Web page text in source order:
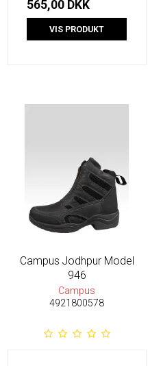
565,00 DKK
VIS PRODUKT
Campus Jodhpur Model
946
Campus
4921800578